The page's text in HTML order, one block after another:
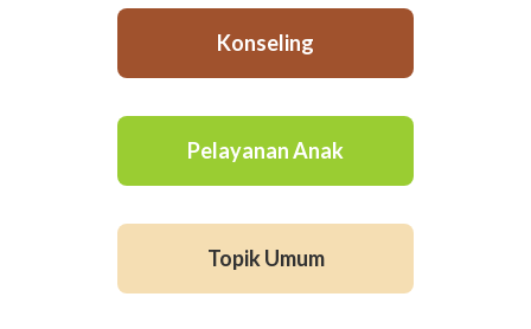
Konseling
Pelayanan Anak
Topik Umum